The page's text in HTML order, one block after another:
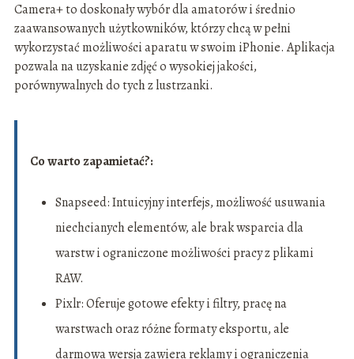
Camera+ to doskonały wybór dla amatorów i średnio
zaawansowanych użytkowników, którzy chcą w pełni
wykorzystać możliwości aparatu w swoim iPhonie. Aplikacja
pozwala na uzyskanie zdjęć o wysokiej jakości,
porównywalnych do tych z lustrzanki.
Co warto zapamietać?:
Snapseed: Intuicyjny interfejs, możliwość usuwania
niechcianych elementów, ale brak wsparcia dla
warstw i ograniczone możliwości pracy z plikami
RAW.
Pixlr: Oferuje gotowe efekty i filtry, pracę na
warstwach oraz różne formaty eksportu, ale
darmowa wersja zawiera reklamy i ograniczenia